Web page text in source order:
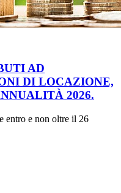
AD
DI LOCAZIONE,
2026.
entro e non oltre il 26